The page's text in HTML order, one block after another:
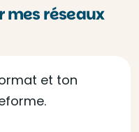
mes réseaux
et ton